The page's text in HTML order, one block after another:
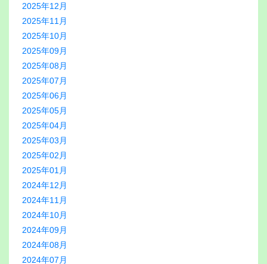
2025年12月
2025年11月
2025年10月
2025年09月
2025年08月
2025年07月
2025年06月
2025年05月
2025年04月
2025年03月
2025年02月
2025年01月
2024年12月
2024年11月
2024年10月
2024年09月
2024年08月
2024年07月